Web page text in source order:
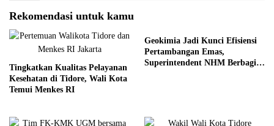
Rekomendasi untuk kamu
Tingkatkan Kualitas Pelayanan
Kesehatan di Tidore, Wali Kota
Temui Menkes RI
Geokimia Jadi Kunci Efisiensi
Pertambangan Emas,
Superintendent NHM Berbagi